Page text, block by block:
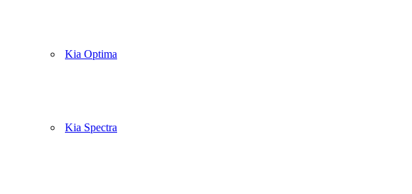
Kia Optima
Kia Spectra